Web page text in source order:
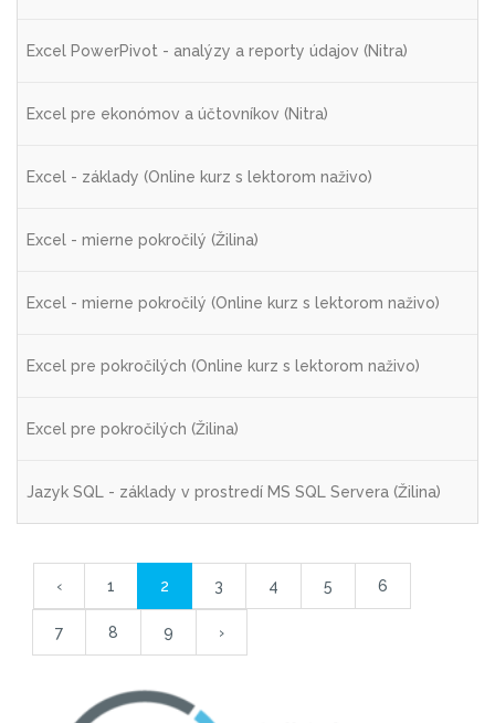
Excel PowerPivot - analýzy a reporty údajov (Nitra)
Excel pre ekonómov a účtovníkov (Nitra)
Excel - základy (Online kurz s lektorom naživo)
Excel - mierne pokročilý (Žilina)
Excel - mierne pokročilý (Online kurz s lektorom naživo)
Excel pre pokročilých (Online kurz s lektorom naživo)
Excel pre pokročilých (Žilina)
Jazyk SQL - základy v prostredí MS SQL Servera (Žilina)
‹ 1 2 3 4 5 6
7 8 9 ›